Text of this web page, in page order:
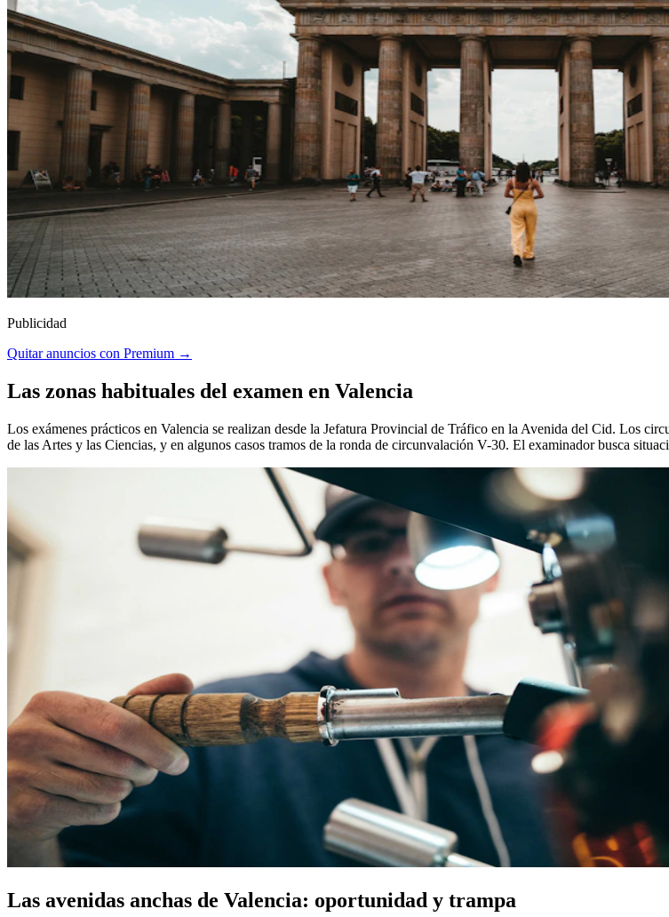
Publicidad
Quitar anuncios con Premium →
Las zonas habituales del examen en Valencia
Los exámenes prácticos en Valencia se realizan desde la Jefatura Provincial de Tráfico en la Avenida del Cid. Los
de las Artes y las Ciencias, y en algunos casos tramos de la ronda de circunvalación V-30. El examinador busca
Las avenidas anchas de Valencia: oportunidad y trampa